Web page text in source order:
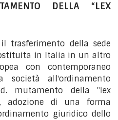
DELLA “LEX
trasferimento della sede
in Italia in un altro
con contemporaneo
società all'ordinamento
mutamento della "lex
adozione di una forma
giuridico dello